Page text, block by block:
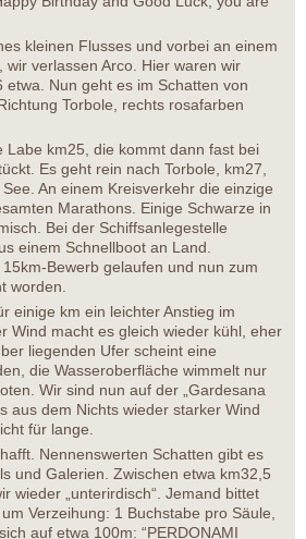
kleinen Flusses und vorbei an einem
wir verlassen Arco. Hier waren wir
etwa. Nun geht es im Schatten von
Torbole, rechts rosafarben
Labe km25, die kommt dann fast bei
Es geht rein nach Torbole, km27,
An einem Kreisverkehr die einzige
Marathons. Einige Schwarze in
Bei der Schiffsanlegestelle
einem Schnellboot an Land.
Bewerb gelaufen und nun zum
worden.
einige km ein leichter Anstieg im
Wind macht es gleich wieder kühl, eher
liegenden Ufer scheint eine
die Wasseroberfläche wimmelt nur
Wir sind nun auf der „Gardesana
aus dem Nichts wieder starker Wind
für lange.
Nennenswerten Schatten gibt es
und Galerien. Zwischen etwa km32,5
wieder „unterirdisch“. Jemand bittet
Verzeihung: 1 Buchstabe pro Säule,
auf etwa 100m: “PERDONAMI